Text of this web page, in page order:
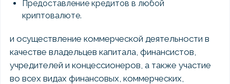
Предоставление кредитов в любой
криптовалюте.
и осуществление коммерческой деятельности в
качестве владельцев капитала, финансистов,
учредителей и концессионеров, а также участие
во всех видах финансовых, коммерческих,